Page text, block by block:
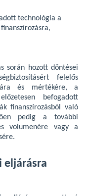
technológia a
során hozott döntései
felelős
és mértékére, a
befogadott
finanszírozásból való
pedig a további
volumenére vagy a
eljárásra